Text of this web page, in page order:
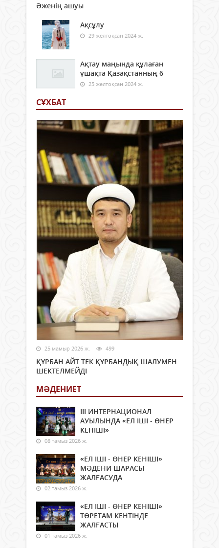
Әженің ашуы
Ақсұлу
29 желтоқсан 2024 ж.
Ақтау маңында құлаған
ұшақта Қазақстанның 6
25 желтоқсан 2024 ж.
СҰХБАТ
25 мамыр 2026 ж. 499
ҚҰРБАН АЙТ ТЕК ҚҰРБАНДЫҚ ШАЛУМЕН
ШЕКТЕЛМЕЙДІ
МӘДЕНИЕТ
ІІІ ИНТЕРНАЦИОНАЛ
АУЫЛЫНДА «ЕЛ ІШІ - ӨНЕР
КЕНІШІ»
08 тамыз 2026 ж.
«ЕЛ ІШІ - ӨНЕР КЕНІШІ»
МӘДЕНИ ШАРАСЫ
ЖАЛҒАСУДА
02 тамыз 2026 ж.
«ЕЛ ІШІ - ӨНЕР КЕНІШІ»
ТӨРЕТАМ КЕНТІНДЕ
ЖАЛҒАСТЫ
01 тамыз 2026 ж.